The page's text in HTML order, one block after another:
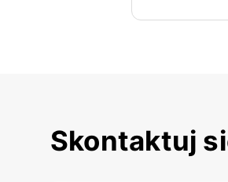
Skontaktuj